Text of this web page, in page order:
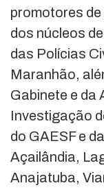
promotores
dos núcleos
das Polícias
Maranhão,
Gabinete e da
Investigação
do GAESF e
Açailândia,
Anajatuba,